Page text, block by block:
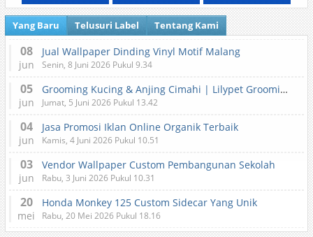
Yang Baru Telusuri Label Tentang Kami
08
jun
Jual Wallpaper Dinding Vinyl Motif Malang
Senin, 8 Juni 2026 Pukul 9.34
05
jun
Grooming Kucing & Anjing Cimahi | Lilypet Grooming & Pet Hotel
Jumat, 5 Juni 2026 Pukul 13.42
04
jun
Jasa Promosi Iklan Online Organik Terbaik
Kamis, 4 Juni 2026 Pukul 10.51
03
jun
Vendor Wallpaper Custom Pembangunan Sekolah
Rabu, 3 Juni 2026 Pukul 10.31
20
mei
Honda Monkey 125 Custom Sidecar Yang Unik
Rabu, 20 Mei 2026 Pukul 18.16